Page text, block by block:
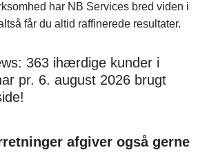
har NB Services bred viden i
får du altid raffinerede resultater.
363 ihærdige kunder i
pr. 6. august 2026 brugt
afgiver også gerne